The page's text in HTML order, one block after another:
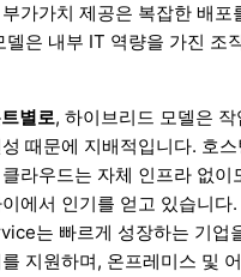
가가치 제공은 복잡한 배포
델은 내부 IT 역량을 가진 조
별로, 하이브리드 모델은
때문에 지배적입니다. 호
라우드는 자체 인프라 없이
에서 인기를 얻고 있습니
는 빠르게 성장하는 기업
지원하며, 온프레미스 및